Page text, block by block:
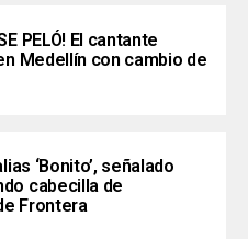
PELÓ! El cantante
Medellín con cambio de
‘Bonito’, señalado
cabecilla de
Frontera